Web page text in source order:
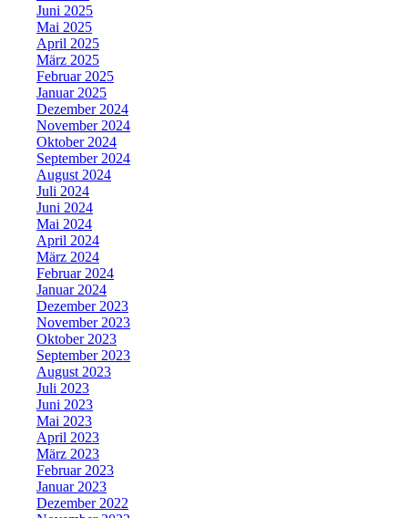
Juni 2025
Mai 2025
April 2025
März 2025
Februar 2025
Januar 2025
Dezember 2024
November 2024
Oktober 2024
September 2024
August 2024
Juli 2024
Juni 2024
Mai 2024
April 2024
März 2024
Februar 2024
Januar 2024
Dezember 2023
November 2023
Oktober 2023
September 2023
August 2023
Juli 2023
Juni 2023
Mai 2023
April 2023
März 2023
Februar 2023
Januar 2023
Dezember 2022